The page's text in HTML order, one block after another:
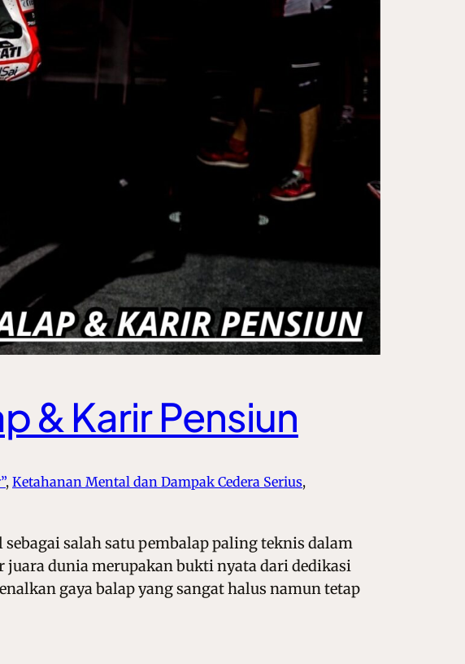
& Karir Pensiun
, Ketahanan Mental dan Dampak Cedera Serius
salah satu pembalap paling teknis dalam
juara dunia merupakan bukti nyata dari dedikasi
gaya balap yang sangat halus namun tetap